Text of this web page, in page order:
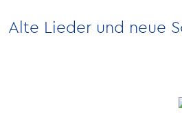
Alte Lieder und neue